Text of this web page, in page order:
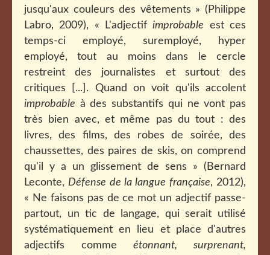
jusqu'aux couleurs des vêtements » (Philippe
Labro, 2009), « L'adjectifimprobable est ces
temps-ci employé, suremployé, hyper
employé, tout au moins dans le cercle
restreint des journalistes et surtout des
critiques [...]. Quand on voit qu'ils accolent
improbable à des substantifs qui ne vont pas
très bien avec, et même pas du tout : des
livres, des films, des robes de soirée, des
chaussettes, des paires de skis, on comprend
qu'il y a un glissement de sens » (Bernard
Leconte, Défense de la langue française, 2012),
« Ne faisons pas de ce mot un adjectif passe-
partout, un tic de langage, qui serait utilisé
systématiquement en lieu et place d'autres
adjectifs commeétonnant, surprenant,